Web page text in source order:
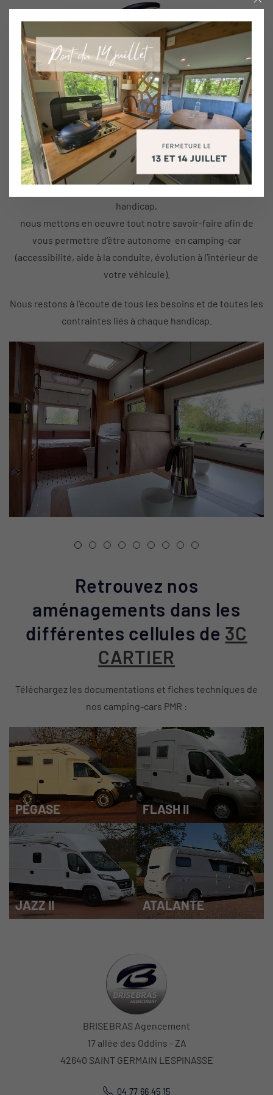
Menu
SPÉCIALISTE DU SUR-MESURE, NOUS RÉPONDONS À
UN GRAND NOMBRE DE DEMANDE.
Camping-cars PMR
Nous souhaitons que la liberté n’ait pas de limites : nous
nous engageons à la rendre accessible à tous.
Grâce à notre expérience et l’aide de spécialistes du
handicap,
nous mettons en oeuvre tout notre savoir-faire afin de
vous permettre d’être autonome en camping-car
(accessibilité, aide à la conduite, évolution à l’intérieur de
votre véhicule).
Nous restons à l’écoute de tous les besoins et de toutes les
contraintes liés à chaque handicap.
Retrouvez nos
aménagements dans les
différentes cellules de 3C
CARTIER
Téléchargez les documentations et fiches techniques de
nos camping-cars PMR :
PÉGASE FLASH II
JAZZ II ATALANTE
BRISEBRAS Agencement
17 allée des Oddins - ZA
42640 SAINT GERMAIN LESPINASSE
04 77 66 45 15